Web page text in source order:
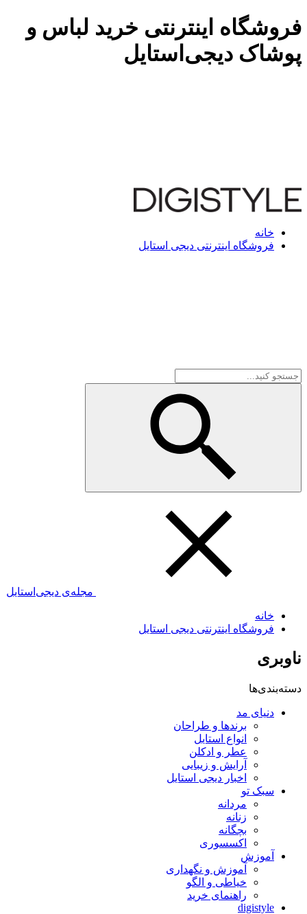
فروشگاه اینترنتی خرید لباس و
پوشاک دیجی‌استایل
خانه
فروشگاه اینترنتی دیجی استایل
مجله‌ی دیجی‌استایل
خانه
فروشگاه اینترنتی دیجی استایل
ناوبری
دسته‌بندی‌ها
دنیای مد
برندها و طراحان
انواع استایل
عطر و ادکلن
آرایش و زیبایی
اخبار دیجی استایل
سبک تو
مردانه
زنانه
بچگانه
اکسسوری
آموزش
آموزش و نگهداری
خیاطی و الگو
راهنمای خرید
digistyle